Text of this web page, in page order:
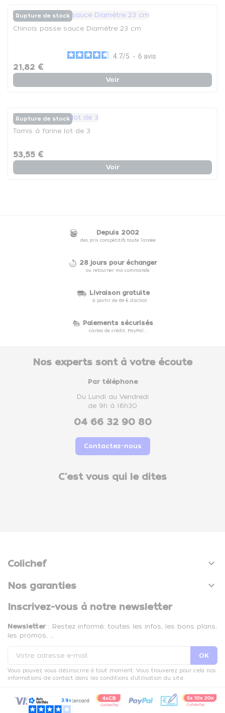
Rupture de stock
Chinois passe sauce Diamètre 23 cm
4.7/5 - 6 avis
21,82 €
Voir
Rupture de stock
Tamis à farine lot de 3
53,55 €
Voir
Depuis 2002
des prix compétitifs toute l'année
28 jours pour échanger
ou retourner ma commande
Livraison gratuite
à partir de 69 € d'achat
Paiements sécurisés
cartes de crédit, PayPal...
Nos experts sont à votre écoute
Par téléphone
Du Lundi au Vendredi
de 9h à 16h30
04 66 32 90 80
Contactez-nous
C'est vous qui le dites
Colichef 
Nos garanties 
Inscrivez-vous à notre newsletter
Newsletter : Restez informé, toutes les infos, les bons plans,
les promos, …
Vous pouvez vous désinscrire à tout moment. Vous trouverez pour cela nos
informations de contact dans les conditions d'utilisation du site.